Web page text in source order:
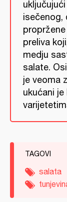
isečenog,
preliva
medju
salate.
je veoma
ukućani
TAGOVI
salata